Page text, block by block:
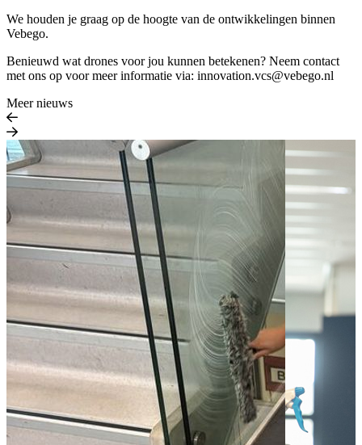
We houden je graag op de hoogte van de ontwikkelingen binnen
Vebego.
Benieuwd wat drones voor jou kunnen betekenen? Neem contact
met ons op voor meer informatie via: innovation.vcs@vebego.nl
Meer nieuws